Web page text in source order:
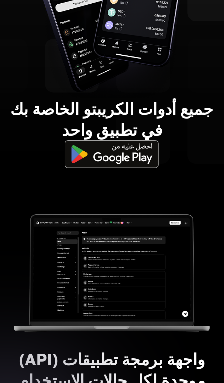
جميع أدوات الكريبتو الخاصة بك
في تطبيق واحد
واجهة برمجة تطبيقات (API)